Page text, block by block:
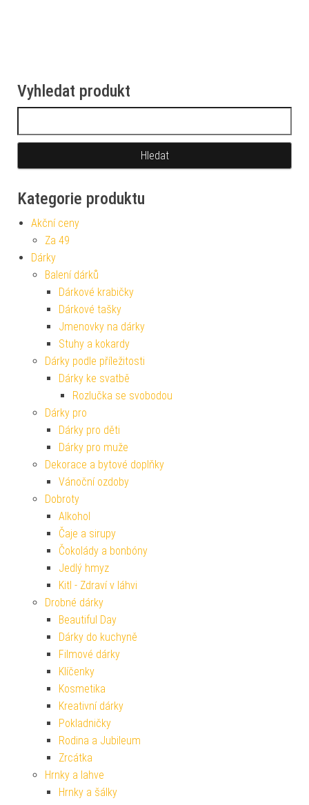
Vyhledat produkt
Kategorie produktu
Akční ceny
Za 49
Dárky
Balení dárků
Dárkové krabičky
Dárkové tašky
Jmenovky na dárky
Stuhy a kokardy
Dárky podle příležitosti
Dárky ke svatbě
Rozlučka se svobodou
Dárky pro
Dárky pro děti
Dárky pro muže
Dekorace a bytové doplňky
Vánoční ozdoby
Dobroty
Alkohol
Čaje a sirupy
Čokolády a bonbóny
Jedlý hmyz
Kitl - Zdraví v láhvi
Drobné dárky
Beautiful Day
Dárky do kuchyně
Filmové dárky
Klíčenky
Kosmetika
Kreativní dárky
Pokladničky
Rodina a Jubileum
Zrcátka
Hrnky a lahve
Hrnky a šálky